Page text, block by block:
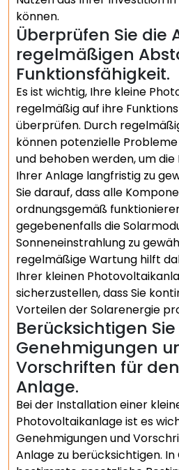
können.
Überprüfen Sie die
regelmäßigen
Funktionsfähigkeit.
Es ist wichtig, Ihre kleine
regelmäßig auf ihre
überprüfen. Durch
können potenzielle
und behoben werden, um die
Ihrer Anlage langfristig zu
Sie darauf, dass alle
ordnungsgemäß
gegebenenfalls die
Sonneneinstrahlung zu
regelmäßige Wartung hilft
Ihrer kleinen
sicherzustellen, dass Sie
Vorteilen der Solarenergie
Berücksichtigen
Genehmigungen
Vorschriften für
Anlage.
Bei der Installation einer
Photovoltaikanlage ist es
Genehmigungen und
Anlage zu berücksichtigen.